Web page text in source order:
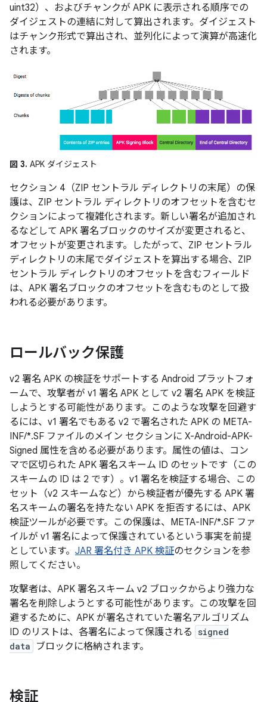
uint32）、およびチャンクが APK に表示される順序での
ダイジェストの連結に対して算出されます。ダイジェスト
はチャンク形式で算出され、並列化によって演算が高速化
されます。
図 3. APK ダイジェスト
セクション 4（ZIP セントラル ディレクトリの末尾）の保
護は、ZIP セントラル ディレクトリのオフセットを含むセ
クションによって複雑化されます。新しい署名が追加され
るなどして APK 署名ブロックのサイズが変更されると、
オフセットが変更されます。したがって、ZIP セントラル
ディレクトリの末尾でダイジェストを算出する場合、ZIP
セントラル ディレクトリのオフセットを含むフィールド
は、APK 署名ブロックのオフセットを含むものとして扱
われる必要があります。
ロールバック保護
v2 署名 APK の検証をサポートする Android プラットフォ
ームで、攻撃者が v1 署名 APK として v2 署名 APK を検証
しようとする可能性があります。このような攻撃を回避す
るには、v1 署名でもある v2 で署名された APK の META-
INF/*.SF ファイルのメイン セクションに X-Android-APK-
Signed 属性を含める必要があります。属性の値は、コン
マで区切られた APK 署名スキーム ID のセットです（この
スキームの ID は 2 です）。v1 署名を検証する場合、この
セット（v2 スキームなど）から検証者が優先する APK 署
名スキームの署名を持たない APK を拒否するには、APK
検証ツールが必要です。この保護は、META-INF/*.SF ファ
イルが v1 署名によって保護されているという事実を前提
としています。 JAR 署名付き APK 検証のセクションを参
照してください。
攻撃者は、APK 署名スキーム v2 ブロックからより強力な
署名を削除しようとする可能性があります。この攻撃を回
避するために、APK が署名されていた署名アルゴリズム
ID のリストは、各署名によって保護される
signed
data
ブロックに格納されます。
検証